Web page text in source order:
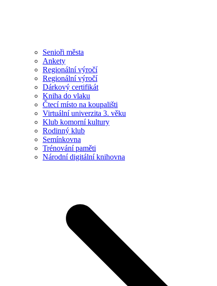
Senioři města
Ankety
Regionální výročí
Regionální výročí
Dárkový certifikát
Kniha do vlaku
Čtecí místo na koupališti
Virtuální univerzita 3. věku
Klub komorní kultury
Rodinný klub
Semínkovna
Trénování paměti
Národní digitální knihovna